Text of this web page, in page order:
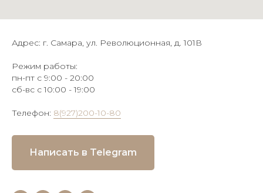
Адрес: г. Самара, ул. Революционная, д. 101В
Режим работы:
пн-пт с 9:00 - 20:00
сб-вс с 10:00 - 19:00
Телефон: 8(927)200-10-80
Написать в Telegram